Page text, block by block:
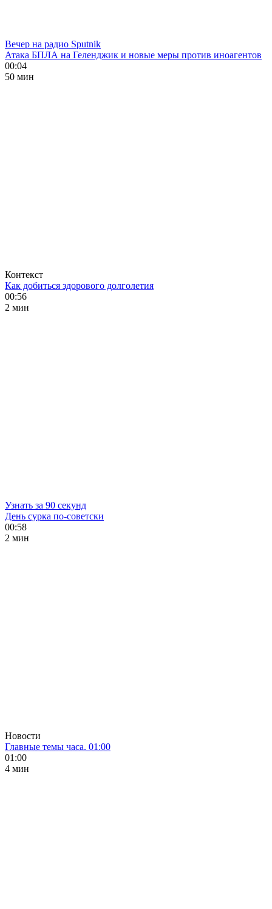
Вечер на радио Sputnik
Атака БПЛА на Геленджик и новые меры против иноагентов
00:04
50 мин
Контекст
Как добиться здорового долголетия
00:56
2 мин
Узнать за 90 секунд
День сурка по-советски
00:58
2 мин
Новости
Главные темы часа. 01:00
01:00
4 мин